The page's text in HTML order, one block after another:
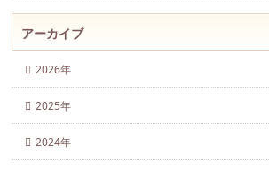
アーカイブ
2026年
2025年
2024年